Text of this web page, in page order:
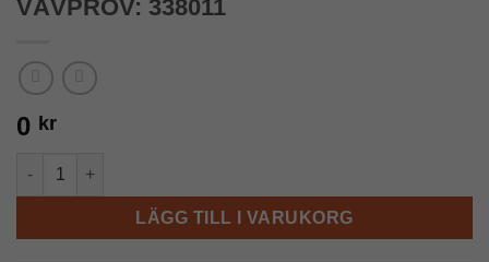
VÄVPROV: 338011
0 kr
VÄVPROV: 338011 mängd
LÄGG TILL I VARUKORG